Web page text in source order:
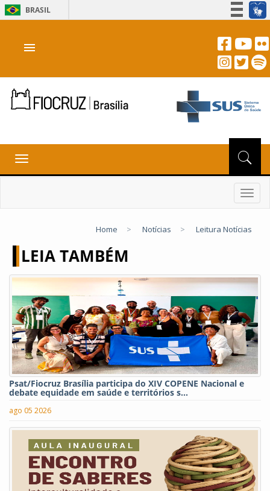
BRASIL
Acesso à informação
Canais
menu
Toggle
navigation
Home > Notícias > Leitura Notícias
LEIA TAMBÉM
Psat/Fiocruz Brasília participa do XIV COPENE Nacional e
debate equidade em saúde e territórios s...
ago 05 2026